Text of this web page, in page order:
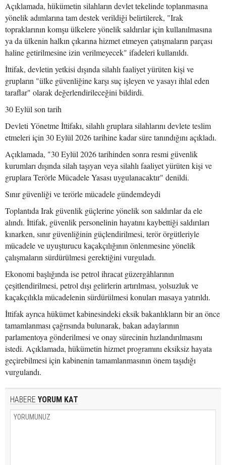
Açıklamada, hükümetin silahların devlet tekelinde toplanmasına
yönelik adımlarına tam destek verildiği belirtilerek, "Irak
topraklarının komşu ülkelere yönelik saldırılar için kullanılmasına
ya da ülkenin halkın çıkarına hizmet etmeyen çatışmaların parçası
haline getirilmesine izin verilmeyecek" ifadeleri kullanıldı.
İttifak, devletin yetkisi dışında silahlı faaliyet yürüten kişi ve
grupların "ülke güvenliğine karşı suç işleyen ve yasayı ihlal eden
taraflar" olarak değerlendirileceğini bildirdi.
30 Eylül son tarih
Devleti Yönetme İttifakı, silahlı gruplara silahlarını devlete teslim
etmeleri için 30 Eylül 2026 tarihine kadar süre tanındığını açıkladı.
Açıklamada, "30 Eylül 2026 tarihinden sonra resmi güvenlik
kurumları dışında silah taşıyan veya silahlı faaliyet yürüten kişi ve
gruplara Terörle Mücadele Yasası uygulanacaktır" denildi.
Sınır güvenliği ve terörle mücadele gündemdeydi
Toplantıda Irak güvenlik güçlerine yönelik son saldırılar da ele
alındı. İttifak, güvenlik personelinin hayatını kaybettiği saldırıları
kınarken, sınır güvenliğinin güçlendirilmesi, terör örgütleriyle
mücadele ve uyuşturucu kaçakçılığının önlenmesine yönelik
çalışmaların sürdürülmesi gerektiğini vurguladı.
Ekonomi başlığında ise petrol ihracat güzergâhlarının
çeşitlendirilmesi, petrol dışı gelirlerin artırılması, yolsuzluk ve
kaçakçılıkla mücadelenin sürdürülmesi konuları masaya yatırıldı.
İttifak ayrıca hükümet kabinesindeki eksik bakanlıkların bir an önce
tamamlanması çağrısında bulunarak, bakan adaylarının
parlamentoya gönderilmesi ve onay sürecinin hızlandırılmasını
istedi. Açıklamada, hükümetin hizmet programını eksiksiz hayata
geçirebilmesi için kabinenin tamamlanmasının önem taşıdığı
vurgulandı.
HABERE YORUM KAT